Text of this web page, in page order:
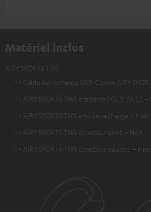
Matériel inclus
AIRY SPORTS TWS
1 × Câble de recharge USB-C pour AIRY
1 × AIRY SPORTS TWS embouts (XS, S, M, L) –
1 × AIRY SPORTS TWS étui de recharge – Noir
1 × AIRY SPORTS TWS écouteur droit – Noir
1 × AIRY SPORTS TWS écouteur gauche – Noir